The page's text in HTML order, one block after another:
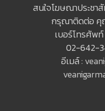
สนใจโฆษณาประช
กรุณาติดต่อ คุ
เบอร์โทรศัพ
02-642-
อีเมล์ :